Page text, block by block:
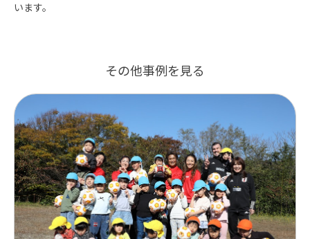
います。
その他事例を見る